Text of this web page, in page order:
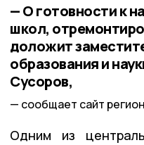
— О готовности к
школ,
доложит
образования и
Сусоров,
сообщает сайт
Одним из